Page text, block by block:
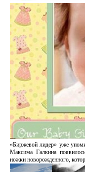
«Биржевой лидер» уже
Максима Галкина
ножки новорожденного,